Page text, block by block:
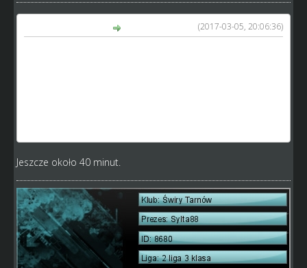
(2017-03-05, 20:06:36)
Jeszcze około 40 minut.